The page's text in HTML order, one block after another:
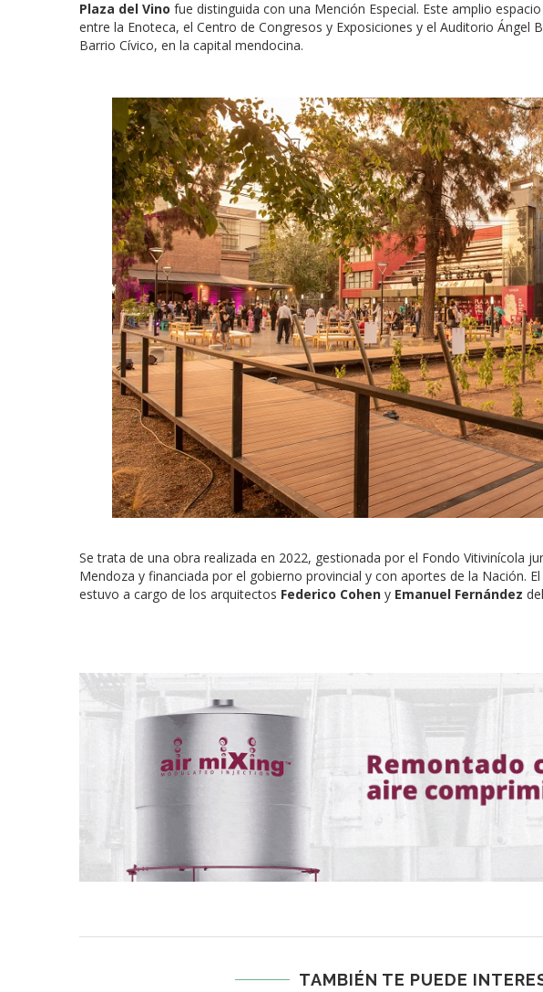
Plaza del Vino fue distinguida con una Mención Especial. Este amplio
entre la Enoteca, el Centro de Congresos y Exposiciones y el Auditorio Ángel
Barrio Cívico, en la capital mendocina.
Se trata de una obra realizada en 2022, gestionada por el Fondo Vitivinícola
Mendoza y financiada por el gobierno provincial y con aportes de la Nación.
estuvo a cargo de los arquitectos Federico Cohen y Emanuel Fernández
TAMBIÉN TE PUEDE